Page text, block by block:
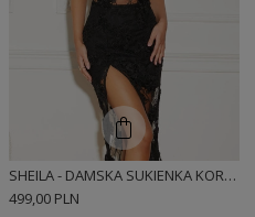
SHEILA - DAMSKA SUKIENKA KORONKOWA WIECZOROWA MIDI 'ANIKA'
499,00 PLN